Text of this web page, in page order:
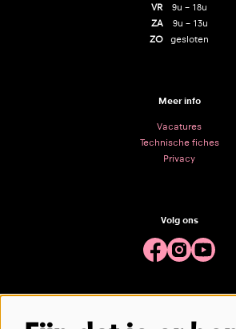
VR 9u – 18u
ZA
9u – 13u
ZO gesloten
Meer info
Vacatures
Technische fiches
Privacy
Volg ons
Meld je aan voor de